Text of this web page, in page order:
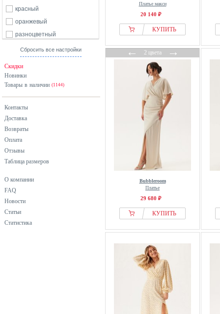
красный
оранжевый
разноцветный
розовый
фиолетовый
хаки
черный
Сбросить все настройки
Скидки
Новинки
Товары в наличии (1144)
Контакты
Доставка
Возвраты
Оплата
Отзывы
Таблица размеров
О компании
FAQ
Новости
Статьи
Статистика
Платье макси
20 140 ₽
КУПИТЬ
←2 цвета→
Bubbleroom
Платье
29 680 ₽
КУПИТЬ